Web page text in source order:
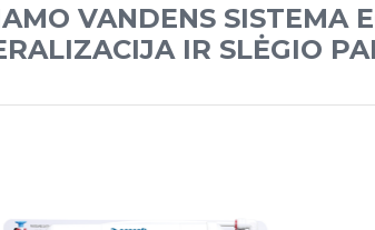
VANDENS SISTEMA
IR SLĖGIO